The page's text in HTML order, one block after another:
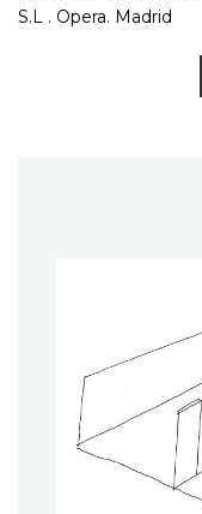
S.L . Opera. Madrid